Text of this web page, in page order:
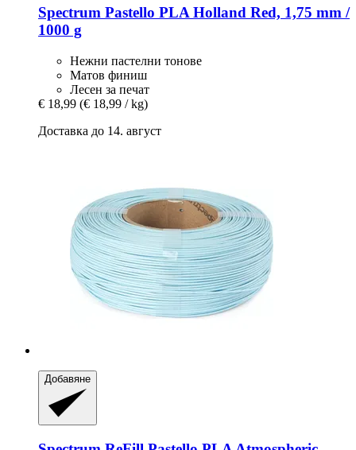
Spectrum Pastello PLA Holland Red, 1,75 mm /
1000 g
Нежни пастелни тонове
Матов финиш
Лесен за печат
€ 18,99 (€ 18,99 / kg)
Доставка до 14. август
Добавяне